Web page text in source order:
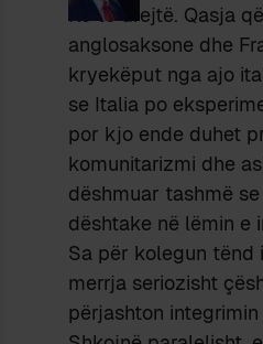
Ke të drejtë. Qasja
anglosaksone dhe
kryekëput nga ajo
se Italia po
por kjo ende duhet
komunitarizmi dhe
dëshmuar tashmë
dështake në lëmin e
Sa për kolegun tënd
merrja seriozisht
përjashton